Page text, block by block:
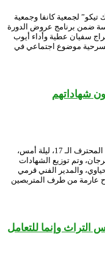
لجمعية كانفا وجمعية
ضمن برنامج عروض الدورة
سفيان عطية وأداء أيوب
موضوع اجتماعي في
شهاداتهم
احتفت محافظة المهرجان الثقافي الوطني للمسرح المحترف الـ 17، ليلة أمس،
وتم توزيع الشهادات
والمدير الفني قرمي
عارمة من طرف المتربصين
وإنما للتعامل